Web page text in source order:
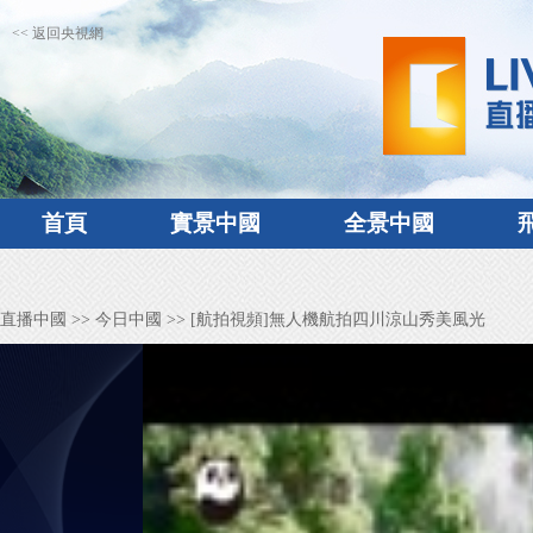
<< 返回央視網
首頁 實景中國 全景中國
直播中國 >> 今日中國 >> [航拍視頻]無人機航拍四川涼山秀美風光